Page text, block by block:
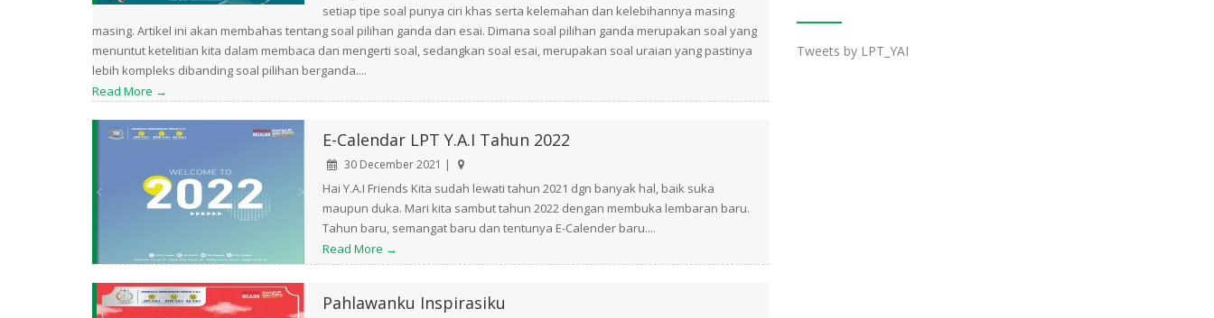
setiap tipe soal punya ciri khas serta kelemahan dan kelebihannya masing
masing. Artikel ini akan membahas tentang soal pilihan ganda dan esai. Dimana soal pilihan ganda merupakan soal yang
menuntut ketelitian kita dalam membaca dan mengerti soal, sedangkan soal esai, merupakan soal uraian yang pastinya
lebih kompleks dibanding soal pilihan berganda....
Read More →
E-Calendar LPT Y.A.I Tahun 2022
30 December 2021 |
Hai Y.A.I Friends Kita sudah lewati tahun 2021 dgn banyak hal, baik suka
maupun duka. Mari kita sambut tahun 2022 dengan membuka lembaran baru.
Tahun baru, semangat baru dan tentunya E-Calender baru....
Read More →
Pahlawanku Inspirasiku
Tweets by LPT_YAI